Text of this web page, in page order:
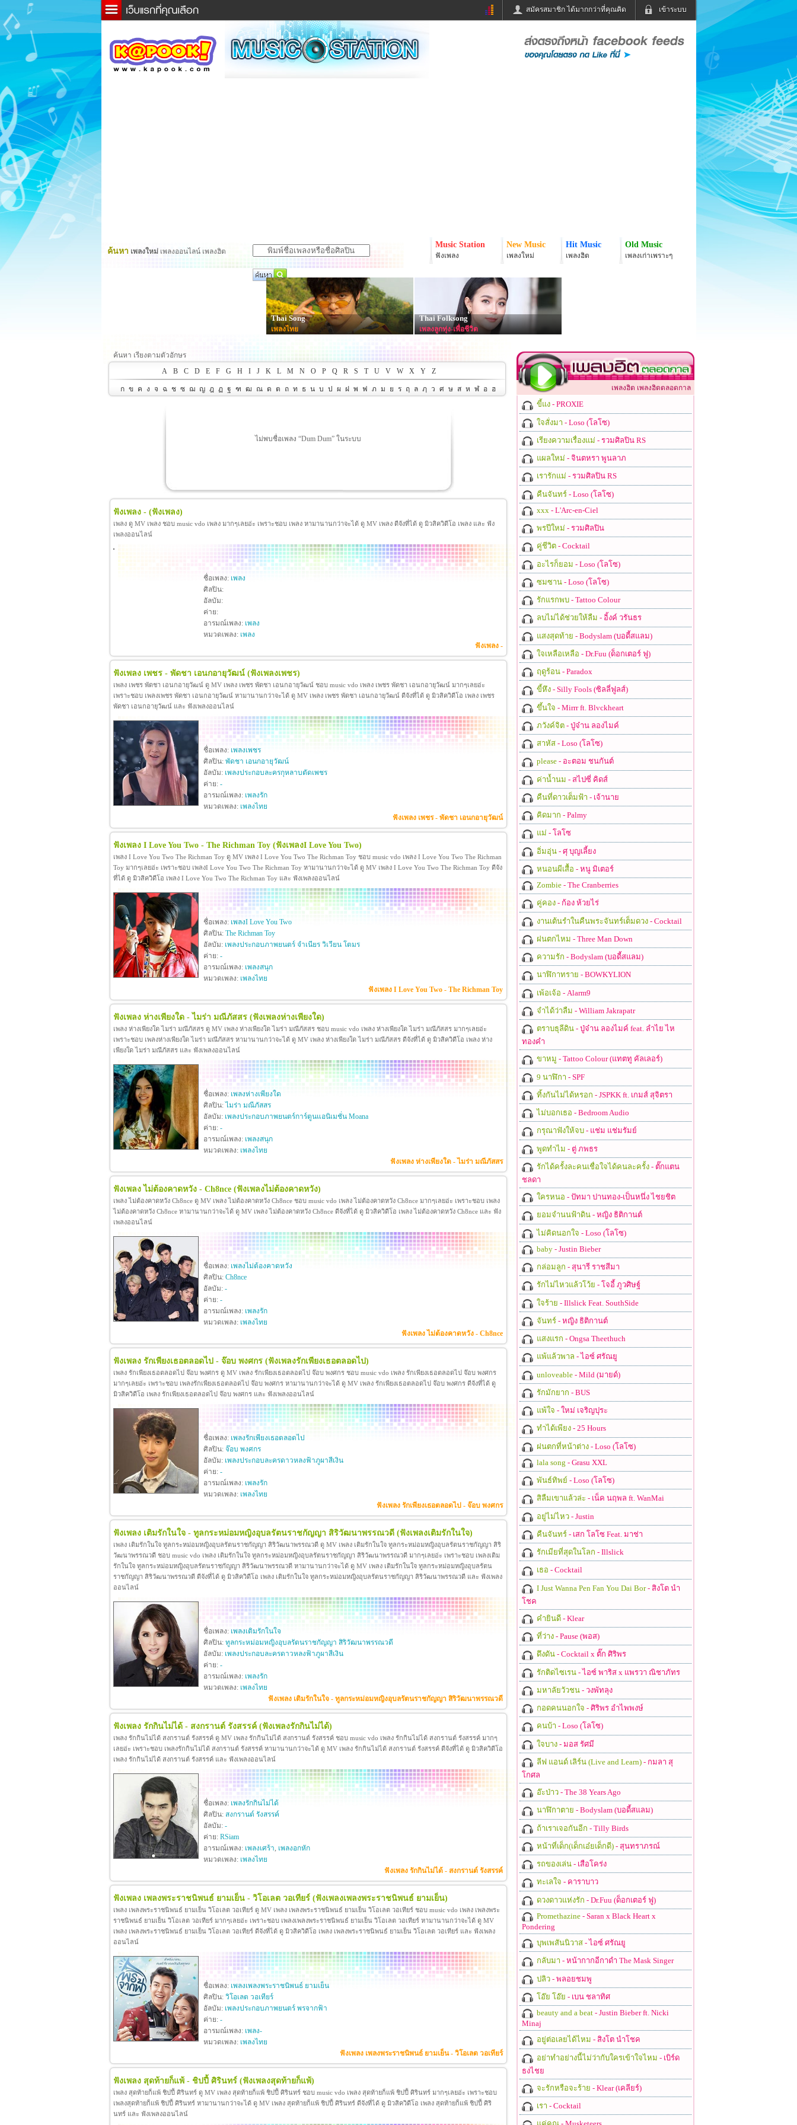
เข้าระบบ
สมัครสมาชิก ได้มากกว่าที่คุณคิด
ข่าวด่วน ข่าวสั้น
ละคร
หนังใหม่
ฟังวิทยุออนไลน์
หมากรุกไทย
Email
ค้นหา เพลงใหม่ เพลงออนไลน์ เพลงฮิต
Music Station
ฟังเพลง
New Music
เพลงใหม่
Hit Music
เพลงฮิต
Old Music
เพลงเก่าเพราะๆ
Thai Song
เพลงไทย
Thai Folksong
เพลงลูกทุ่ง-เพื่อชีวิต
ค้นหา เรียงตามตัวอักษร
A
B C D E F G H I J K L M N O P Q R S T U V W X Y Z
ก ข ค ง จ ฉ ช ซ ฌ ญ ฎ ฏ ฐ ฑ ฒ ณ ด ต ถ ท ธ น บ ป ผ ฝ พ ฟ ภ ม ย ร ฤ ล ฦ ว ศ ษ ส ห ฬ อ ฮ
ไม่พบชื่อเพลง “Dum Dum” ในระบบ
ฟังเพลง - (ฟังเพลง)
เพลง ดู MV เพลง ชอบ music vdo เพลง มากๆเลยอ่ะ เพราะชอบ เพลง หามานานกว่าจะได้ ดู MV เพลง ดีจังที่ได้ ดู มิวสิควิดีโอ เพลง และ ฟัง
เพลงออนไลน์
ชื่อเพลง: เพลง
ศิลปิน:
อัลบัม:
ค่าย:
อารมณ์เพลง: เพลง
หมวดเพลง: เพลง
ฟังเพลง -
ฟังเพลง เพชร - พัดชา เอนกอายุวัฒน์ (ฟังเพลงเพชร)
เพลง เพชร พัดชา เอนกอายุวัฒน์ ดู MV เพลง เพชร พัดชา เอนกอายุวัฒน์ ชอบ music vdo เพลง เพชร พัดชา เอนกอายุวัฒน์ มากๆเลยอ่ะ
เพราะชอบ เพลงเพชร พัดชา เอนกอายุวัฒน์ หามานานกว่าจะได้ ดู MV เพลง เพชร พัดชา เอนกอายุวัฒน์ ดีจังที่ได้ ดู มิวสิควิดีโอ เพลง เพชร
พัดชา เอนกอายุวัฒน์ และ ฟังเพลงออนไลน์
ชื่อเพลง: เพลงเพชร
ศิลปิน: พัดชา เอนกอายุวัฒน์
อัลบัม: เพลงประกอบละครกุหลาบตัดเพชร
ค่าย: -
อารมณ์เพลง: เพลงรัก
หมวดเพลง: เพลงไทย
ฟังเพลง เพชร - พัดชา เอนกอายุวัฒน์
ฟังเพลง I Love You Two - The Richman Toy (ฟังเพลงI Love You Two)
เพลง I Love You Two The Richman Toy ดู MV เพลง I Love You Two The Richman Toy ชอบ music vdo เพลง I Love You Two The Richman
Toy มากๆเลยอ่ะ เพราะชอบ เพลงI Love You Two The Richman Toy หามานานกว่าจะได้ ดู MV เพลง I Love You Two The Richman Toy ดีจัง
ที่ได้ ดู มิวสิควิดีโอ เพลง I Love You Two The Richman Toy และ ฟังเพลงออนไลน์
ชื่อเพลง: เพลงI Love You Two
ศิลปิน: The Richman Toy
อัลบัม: เพลงประกอบภาพยนตร์ จำเนียร วิเวียน โตมร
ค่าย: -
อารมณ์เพลง: เพลงสนุก
หมวดเพลง: เพลงไทย
ฟังเพลง I Love You Two - The Richman Toy
ฟังเพลง ห่างเพียงใด - ไมร่า มณีภัสสร (ฟังเพลงห่างเพียงใด)
เพลง ห่างเพียงใด ไมร่า มณีภัสสร ดู MV เพลง ห่างเพียงใด ไมร่า มณีภัสสร ชอบ music vdo เพลง ห่างเพียงใด ไมร่า มณีภัสสร มากๆเลยอ่ะ
เพราะชอบ เพลงห่างเพียงใด ไมร่า มณีภัสสร หามานานกว่าจะได้ ดู MV เพลง ห่างเพียงใด ไมร่า มณีภัสสร ดีจังที่ได้ ดู มิวสิควิดีโอ เพลง ห่าง
เพียงใด ไมร่า มณีภัสสร และ ฟังเพลงออนไลน์
ชื่อเพลง: เพลงห่างเพียงใด
ศิลปิน: ไมร่า มณีภัสสร
อัลบัม: เพลงประกอบภาพยนตร์การ์ตูนแอนิเมชั่น Moana
ค่าย: -
อารมณ์เพลง: เพลงสนุก
หมวดเพลง: เพลงไทย
ฟังเพลง ห่างเพียงใด - ไมร่า มณีภัสสร
ฟังเพลง ไม่ต้องคาดหวัง - Ch8nce (ฟังเพลงไม่ต้องคาดหวัง)
เพลง ไม่ต้องคาดหวัง Ch8nce ดู MV เพลง ไม่ต้องคาดหวัง Ch8nce ชอบ music vdo เพลง ไม่ต้องคาดหวัง Ch8nce มากๆเลยอ่ะ เพราะชอบ เพลง
ไม่ต้องคาดหวัง Ch8nce หามานานกว่าจะได้ ดู MV เพลง ไม่ต้องคาดหวัง Ch8nce ดีจังที่ได้ ดู มิวสิควิดีโอ เพลง ไม่ต้องคาดหวัง Ch8nce และ ฟัง
เพลงออนไลน์
ชื่อเพลง: เพลงไม่ต้องคาดหวัง
ศิลปิน: Ch8nce
อัลบัม: -
ค่าย: -
อารมณ์เพลง: เพลงรัก
หมวดเพลง: เพลงไทย
ฟังเพลง ไม่ต้องคาดหวัง - Ch8nce
ฟังเพลง รักเพียงเธอตลอดไป - จ๊อบ พงศกร (ฟังเพลงรักเพียงเธอตลอดไป)
เพลง รักเพียงเธอตลอดไป จ๊อบ พงศกร ดู MV เพลง รักเพียงเธอตลอดไป จ๊อบ พงศกร ชอบ music vdo เพลง รักเพียงเธอตลอดไป จ๊อบ พงศกร
มากๆเลยอ่ะ เพราะชอบ เพลงรักเพียงเธอตลอดไป จ๊อบ พงศกร หามานานกว่าจะได้ ดู MV เพลง รักเพียงเธอตลอดไป จ๊อบ พงศกร ดีจังที่ได้ ดู
มิวสิควิดีโอ เพลง รักเพียงเธอตลอดไป จ๊อบ พงศกร และ ฟังเพลงออนไลน์
ชื่อเพลง: เพลงรักเพียงเธอตลอดไป
ศิลปิน: จ๊อบ พงศกร
อัลบัม: เพลงประกอบละครดาวหลงฟ้าภูผาสีเงิน
ค่าย: -
อารมณ์เพลง: เพลงรัก
หมวดเพลง: เพลงไทย
ฟังเพลง รักเพียงเธอตลอดไป - จ๊อบ พงศกร
ฟังเพลง เติมรักในใจ - ทูลกระหม่อมหญิงอุบลรัตนราชกัญญา สิริวัฒนาพรรณวดี (ฟังเพลงเติมรักในใจ)
เพลง เติมรักในใจ ทูลกระหม่อมหญิงอุบลรัตนราชกัญญา สิริวัฒนาพรรณวดี ดู MV เพลง เติมรักในใจ ทูลกระหม่อมหญิงอุบลรัตนราชกัญญา สิริ
วัฒนาพรรณวดี ชอบ music vdo เพลง เติมรักในใจ ทูลกระหม่อมหญิงอุบลรัตนราชกัญญา สิริวัฒนาพรรณวดี มากๆเลยอ่ะ เพราะชอบ เพลงเติม
รักในใจ ทูลกระหม่อมหญิงอุบลรัตนราชกัญญา สิริวัฒนาพรรณวดี หามานานกว่าจะได้ ดู MV เพลง เติมรักในใจ ทูลกระหม่อมหญิงอุบลรัตน
ราชกัญญา สิริวัฒนาพรรณวดี ดีจังที่ได้ ดู มิวสิควิดีโอ เพลง เติมรักในใจ ทูลกระหม่อมหญิงอุบลรัตนราชกัญญา สิริวัฒนาพรรณวดี และ ฟังเพลง
ออนไลน์
ชื่อเพลง: เพลงเติมรักในใจ
ศิลปิน: ทูลกระหม่อมหญิงอุบลรัตนราชกัญญา สิริวัฒนาพรรณวดี
อัลบัม: เพลงประกอบละครดาวหลงฟ้าภูผาสีเงิน
ค่าย: -
อารมณ์เพลง: เพลงรัก
หมวดเพลง: เพลงไทย
ฟังเพลง เติมรักในใจ - ทูลกระหม่อมหญิงอุบลรัตนราชกัญญา สิริวัฒนาพรรณวดี
ฟังเพลง รักกินไม่ได้ - สงกรานต์ รังสรรค์ (ฟังเพลงรักกินไม่ได้)
เพลง รักกินไม่ได้ สงกรานต์ รังสรรค์ ดู MV เพลง รักกินไม่ได้ สงกรานต์ รังสรรค์ ชอบ music vdo เพลง รักกินไม่ได้ สงกรานต์ รังสรรค์ มากๆ
เลยอ่ะ เพราะชอบ เพลงรักกินไม่ได้ สงกรานต์ รังสรรค์ หามานานกว่าจะได้ ดู MV เพลง รักกินไม่ได้ สงกรานต์ รังสรรค์ ดีจังที่ได้ ดู มิวสิควิดีโอ
เพลง รักกินไม่ได้ สงกรานต์ รังสรรค์ และ ฟังเพลงออนไลน์
ชื่อเพลง: เพลงรักกินไม่ได้
ศิลปิน: สงกรานต์ รังสรรค์
อัลบัม: -
ค่าย: RSiam
อารมณ์เพลง: เพลงเศร้า, เพลงอกหัก
หมวดเพลง: เพลงไทย
ฟังเพลง รักกินไม่ได้ - สงกรานต์ รังสรรค์
ฟังเพลง เพลงพระราชนิพนธ์ ยามเย็น - วิโอเลต วอเทียร์ (ฟังเพลงเพลงพระราชนิพนธ์ ยามเย็น)
เพลง เพลงพระราชนิพนธ์ ยามเย็น วิโอเลต วอเทียร์ ดู MV เพลง เพลงพระราชนิพนธ์ ยามเย็น วิโอเลต วอเทียร์ ชอบ music vdo เพลง เพลงพระ
ราชนิพนธ์ ยามเย็น วิโอเลต วอเทียร์ มากๆเลยอ่ะ เพราะชอบ เพลงเพลงพระราชนิพนธ์ ยามเย็น วิโอเลต วอเทียร์ หามานานกว่าจะได้ ดู MV
เพลง เพลงพระราชนิพนธ์ ยามเย็น วิโอเลต วอเทียร์ ดีจังที่ได้ ดู มิวสิควิดีโอ เพลง เพลงพระราชนิพนธ์ ยามเย็น วิโอเลต วอเทียร์ และ ฟังเพลง
ออนไลน์
ชื่อเพลง: เพลงเพลงพระราชนิพนธ์ ยามเย็น
ศิลปิน: วิโอเลต วอเทียร์
อัลบัม: เพลงประกอบภาพยนตร์ พรจากฟ้า
ค่าย: -
อารมณ์เพลง: เพลง-
หมวดเพลง: เพลงไทย
ฟังเพลง เพลงพระราชนิพนธ์ ยามเย็น - วิโอเลต วอเทียร์
ฟังเพลง สุดท้ายก็แพ้ - ชิปปี้ ศิรินทร์ (ฟังเพลงสุดท้ายก็แพ้)
เพลง สุดท้ายก็แพ้ ชิปปี้ ศิรินทร์ ดู MV เพลง สุดท้ายก็แพ้ ชิปปี้ ศิรินทร์ ชอบ music vdo เพลง สุดท้ายก็แพ้ ชิปปี้ ศิรินทร์ มากๆเลยอ่ะ เพราะชอบ
เพลงสุดท้ายก็แพ้ ชิปปี้ ศิรินทร์ หามานานกว่าจะได้ ดู MV เพลง สุดท้ายก็แพ้ ชิปปี้ ศิรินทร์ ดีจังที่ได้ ดู มิวสิควิดีโอ เพลง สุดท้ายก็แพ้ ชิปปี้ ศิริ
นทร์ และ ฟังเพลงออนไลน์
เพลงฮิต เพลงฮิตตลอดกาล
ขี้แง- PROXIE
ใจสั่งมา - Loso (โลโซ)
เรียงความเรื่องแม่ - รวมศิลปิน RS
แผลใหม่ - จินตหรา พูนลาภ
เรารักแม่ - รวมศิลปิน RS
คืนจันทร์- Loso (โลโซ)
xxx - L'Arc-en-Ciel
พรปีใหม่ - รวมศิลปิน
คู่ชีวิต- Cocktail
อะไรก็ยอม - Loso (โลโซ)
ซมซาน- Loso (โลโซ)
รักแรกพบ- Tattoo Colour
ลบไม่ได้ช่วยให้ลืม - อิ้งค์ วรันธร
แสงสุดท้าย - Bodyslam (บอดี้สแลม)
ใจเหลือเหลือ - Dr.Fuu (ด็อกเตอร์ ฟู)
ฤดูร้อน- Paradox
ขี้หึง- Silly Fools (ซิลลี่ฟูลส์)
ขึ้นใจ - Mirrr ft. Blvckheart
ภวังค์จิต- ปู่จ๋าน ลองไมค์
สาหัส- Loso (โลโซ)
please- อะตอม ชนกันต์
ค่าน้ำนม - สไปซี่ คิดส์
คืนที่ดาวเต็มฟ้า - เจ้านาย
คิดมาก - Palmy
แม่ - โลโซ
อิ่มอุ่น- ศุ บุญเลี้ยง
หนอนผีเสื้อ - หนู มิเตอร์
Zombie- The Cranberries
คู่คอง- ก้อง ห้วยไร่
งานเต้นรำในคืนพระจันทร์เต็มดวง- Cocktail
ฝนตกไหม - Three Man Down
ความรัก - Bodyslam (บอดี้สแลม)
นาฬิกาทราย - BOWKYLION
เพ้อเจ้อ - Alarm9
จำได้ว่าลืม - William Jakrapatr
ตราบธุลีดิน- ปู่จ๋าน ลองไมค์ feat. ลำไย ไห
ทองคำ
ขาหมู - Tattoo Colour (แทตทู คัลเลอร์)
9 นาฬิกา - SPF
ทิ้งกันไม่ได้หรอก - JSPKK ft. เกมส์ สุจิตรา
ไม่บอกเธอ - Bedroom Audio
กรุณาฟังให้จบ- แช่ม แช่มรัมย์
พูดทำไม - ตู่ ภพธร
รักได้ครั้งละคนเชื่อใจได้คนละครั้ง- ตั๊กแตน
ชลดา
ใครหนอ - ปัทมา ปานทอง-เป็นหนึ่ง ไชยชิต
ยอมจำนนฟ้าดิน- หญิง ธิติกานต์
ไม่คิดนอกใจ - Loso (โลโซ)
baby- Justin Bieber
กล่อมลูก - สุนารี ราชสีมา
รักไม่ไหวแล้วโว้ย - โจอี้ ภูวศิษฐ์
ใจร้าย - Illslick Feat. SouthSide
จันทร์- หญิง ธิติกานต์
แสงแรก - Ongsa Theethuch
แพ้แล้วพาล - ไอซ์ ศรัณยู
unloveable- Mild (มายด์)
รักมักยาก - BUS
แพ้ใจ - ใหม่ เจริญปุระ
ทำได้เพียง- 25 Hours
ฝนตกที่หน้าต่าง- Loso (โลโซ)
lala song - Grasu XXL
พันธ์ทิพย์ - Loso (โลโซ)
สิลืมเขาแล้วล่ะ - เน็ค นฤพล ft. WanMai
อยู่ไม่ไหว- Justin
คืนจันทร์- เสก โลโซ Feat. มาช่า
รักเมียที่สุดในโลก - Illslick
เธอ - Cocktail
I Just Wanna Pen Fan You Dai Bor- สิงโต นำ
โชค
คำยินดี- Klear
ที่ว่าง- Pause (พอส)
ดึงดัน- Cocktail x ตั๊ก ศิริพร
รักติดไซเรน- ไอซ์ พาริส x แพรวา ณิชาภัทร
มหาลัยวัวชน- วงพัทลุง
กอดคนนอกใจ - ศิริพร อำไพพงษ์
คนบ้า - Loso (โลโซ)
ใจบาง- มอส รัศมี
ลีฟ แอนด์ เลิร์น (Live and Learn)- กมลา สุ
โกศล
อ๊ะป่าว- The 38 Years Ago
นาฬิกาตาย - Bodyslam (บอดี้สแลม)
ถ้าเราเจอกันอีก - Tilly Birds
หน้าที่เด็ก(เด็กเอ๋ยเด็กดี)- สุนทราภรณ์
รถของเล่น- เสือโคร่ง
ทะเลใจ - คาราบาว
ดวงดาวแห่งรัก - Dr.Fuu (ด็อกเตอร์ ฟู)
Promethazine- Saran x Black Heart x
Pondering
บุพเพสันนิวาส- ไอซ์ ศรัณยู
กลับมา - หน้ากากอีกาดำ The Mask Singer
ปลิว- พลอยชมพู
โอ๊ย โอ๊ย - เบน ชลาทิศ
beauty and a beat- Justin Bieber ft. Nicki
Minaj
อยู่ต่อเลยได้ไหม - สิงโต นำโชค
อย่าทำอย่างนี้ไม่ว่ากับใครเข้าใจไหม - เบิร์ด
ธงไชย
จะรักหรือจะร้าย - Klear (เคลียร์)
เรา - Cocktail